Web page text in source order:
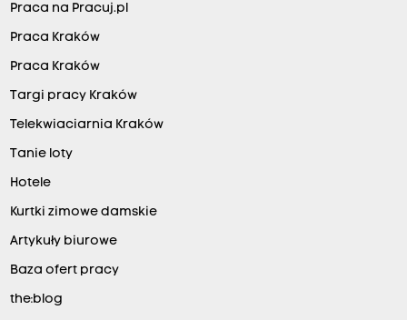
Praca na Pracuj.pl
Praca Kraków
Praca Kraków
Targi pracy Kraków
Telekwiaciarnia Kraków
Tanie loty
Hotele
Kurtki zimowe damskie
Artykuły biurowe
Baza ofert pracy
the:blog